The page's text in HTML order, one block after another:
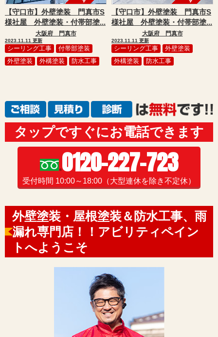
【守口市】外壁塗装 門真市S
様社屋 外壁塗装・付帯部塗...
大阪府 門真市
2023.11.11 更新
シーリング工事
付帯部塗装
外壁塗装
外構塗装 防水工事
【守口市】外壁塗装 門真市S
様社屋 外壁塗装・付帯部塗...
大阪府 門真市
2023.11.11 更新
シーリング工事
外壁塗装
外構塗装
防水工事
タップですぐにお電話できます
0120-227-723
受付時間 10:00～18:00（大型連休を除き不定休）
外壁塗装・屋根塗装＆防水工事、雨
漏れ専門店！！アビリティペイン
トへようこそ